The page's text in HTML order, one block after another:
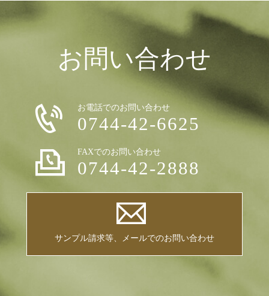
お問い合わせ
お電話でのお問い合わせ
0744-42-6625
FAXでのお問い合わせ
0744-42-2888
サンプル請求等、メールでのお問い合わせ